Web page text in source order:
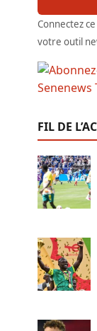
Connectez
votre outil
FIL DE